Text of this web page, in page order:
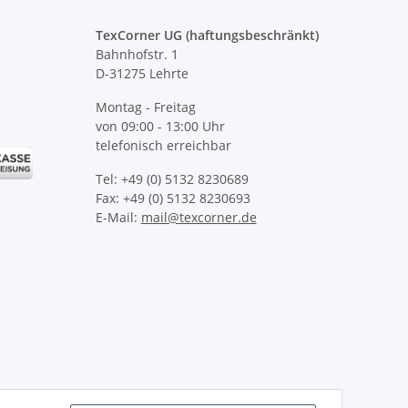
TexCorner UG (haftungsbeschränkt)
Bahnhofstr. 1
D-31275 Lehrte
Montag - Freitag
von 09:00 - 13:00 Uhr
telefonisch erreichbar
Tel: +49 (0) 5132 8230689
Fax: +49 (0) 5132 8230693
E-Mail: mail@texcorner.de